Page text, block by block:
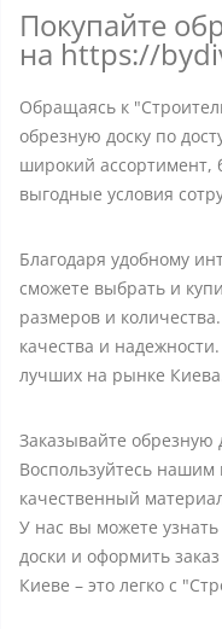
Покупайте
на https://
Обращаясь к
обрезную доску по
широкий ассортимент,
выгодные условия
Благодаря удобному
сможете выбрать и
размеров и
качества и
лучших на рынке
Заказывайте обрезную
Воспользуйтесь
качественный
У нас вы можете
доски и оформить
Киеве – это легко с